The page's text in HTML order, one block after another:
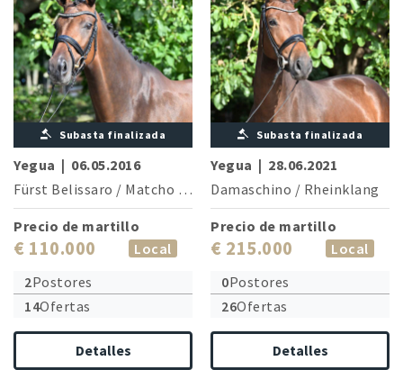
Subasta finalizada
Yegua | 06.05.2016
Fürst Belissaro / Matcho AA
Precio de martillo
€ 110.000
Local
2Postores
14Ofertas
Detalles
Subasta finalizada
Yegua | 28.06.2021
Damaschino / Rheinklang
Precio de martillo
€ 215.000
Local
0Postores
26Ofertas
Detalles